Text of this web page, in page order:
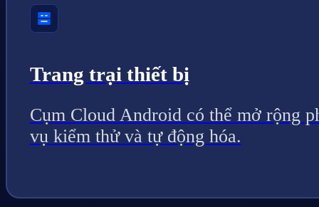
Trang trại thiết bị
Cụm Cloud Android có thể mở rộng
vụ kiểm thử và tự động hóa.